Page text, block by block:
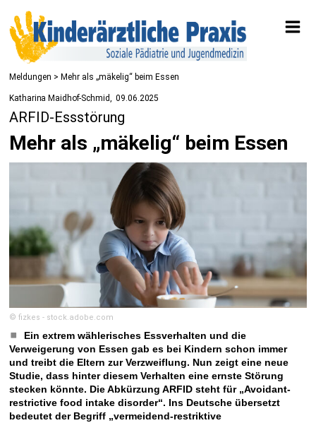
Meldungen > Mehr als „mäkelig“ beim Essen
Katharina Maidhof-Schmid 09.06.2025
ARFID-Essstörung
Mehr als „mäkelig“ beim Essen
© fizkes - stock.adobe.com
Ein extrem wählerisches Essverhalten und die
Verweigerung von Essen gab es bei Kindern schon immer
und treibt die Eltern zur Verzweiflung. Nun zeigt eine neue
Studie, dass hinter diesem Verhalten eine ernste Störung
stecken könnte. Die Abkürzung ARFID steht für „Avoidant-
restrictive food intake disorder“. Ins Deutsche übersetzt
bedeutet der Begriff „vermeidend-restriktive